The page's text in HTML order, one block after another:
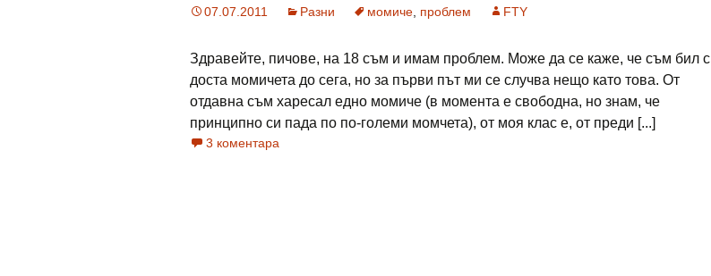
07.07.2011 Разни момиче проблем FTY
Здравейте, пичове, на 18 съм и имам проблем. Може да се каже, че съм бил с
доста момичета до сега, но за първи път ми се случва нещо като това. От
отдавна съм харесал едно момиче (в момента е свободна, но знам, че
принципно си пада по по-големи момчета), от моя клас е, от преди [...]
3 коментара